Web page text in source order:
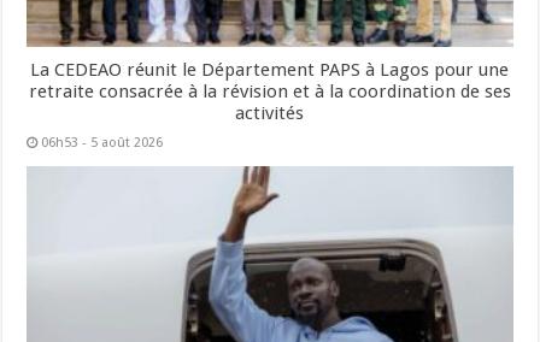
La CEDEAO réunit le Département PAPS à Lagos pour une
retraite consacrée à la révision et à la coordination de ses
activités
06h53 - 5 août 2026